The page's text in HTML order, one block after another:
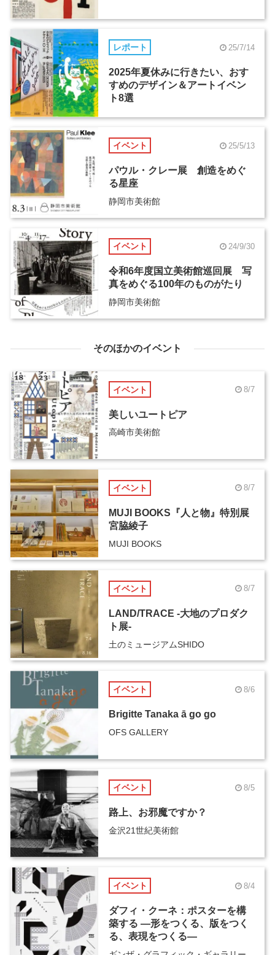
レポート 25/7/14
2025年夏休みに行きたい、おす
すめのデザイン＆アートイベン
ト8選
イベント 25/5/13
パウル・クレー展 創造をめぐ
る星座
静岡市美術館
イベント 24/9/30
令和6年度国立美術館巡回展 写
真をめぐる100年のものがたり
静岡市美術館
そのほかのイベント
イベント 8/7
美しいユートピア
高崎市美術館
イベント 8/7
MUJI BOOKS『人と物』特別展
宮脇綾子
MUJI BOOKS
イベント 8/7
LAND/TRACE -大地のプロダク
ト展-
土のミュージアムSHIDO
イベント 8/6
Brigitte Tanaka ā go go
OFS GALLERY
イベント 8/5
路上、お邪魔ですか？
金沢21世紀美術館
イベント 8/4
ダフィ・クーネ：ポスターを構
築する ―形をつくる、版をつく
る、表現をつくる―